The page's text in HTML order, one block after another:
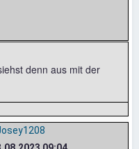
denn aus mit der